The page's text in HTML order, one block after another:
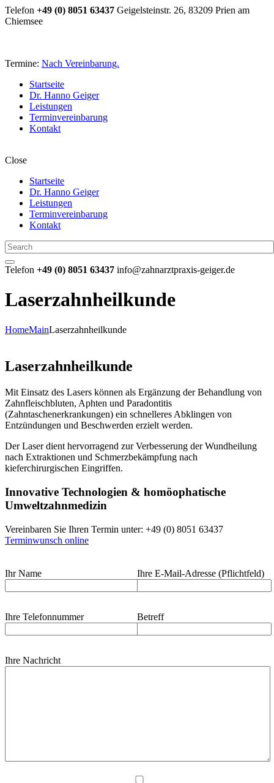
Telefon +49 (0) 8051 63437 Geigelsteinstr. 26, 83209 Prien am
Chiemsee
Termine: Nach Vereinbarung.
Startseite
Dr. Hanno Geiger
Leistungen
Terminvereinbarung
Kontakt
Close
Startseite
Dr. Hanno Geiger
Leistungen
Terminvereinbarung
Kontakt
Telefon +49 (0) 8051 63437 info@zahnarztpraxis-geiger.de
Laserzahnheilkunde
HomeMainLaserzahnheilkunde
Laserzahnheilkunde
Mit Einsatz des Lasers können als Ergänzung der Behandlung von
Zahnfleischbluten, Aphten und Paradontitis
(Zahntaschenerkrankungen) ein schnelleres Abklingen von
Entzündungen und Beschwerden erzielt werden.
Der Laser dient hervorragend zur Verbesserung der Wundheilung
nach Extraktionen und Schmerzbekämpfung nach
kieferchirurgischen Eingriffen.
Innovative Technologien & homöophatische
Umweltzahnmedizin
Vereinbaren Sie Ihren Termin unter: +49 (0) 8051 63437
Terminwunsch online
Ihr Name Ihre E-Mail-Adresse (Pflichtfeld)
Ihre Telefonnummer Betreff
Ihre Nachricht